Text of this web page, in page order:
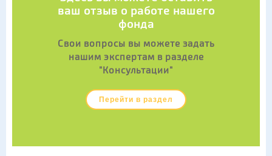
ваш отзыв о работе нашего
фонда
Свои вопросы вы можете задать
нашим экспертам в разделе
"Консультации"
Перейти в раздел